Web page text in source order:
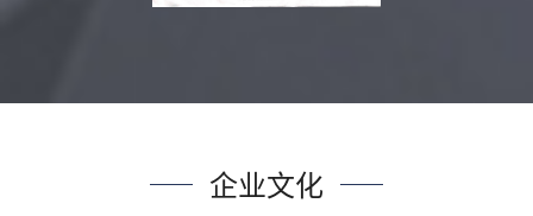
企业文化